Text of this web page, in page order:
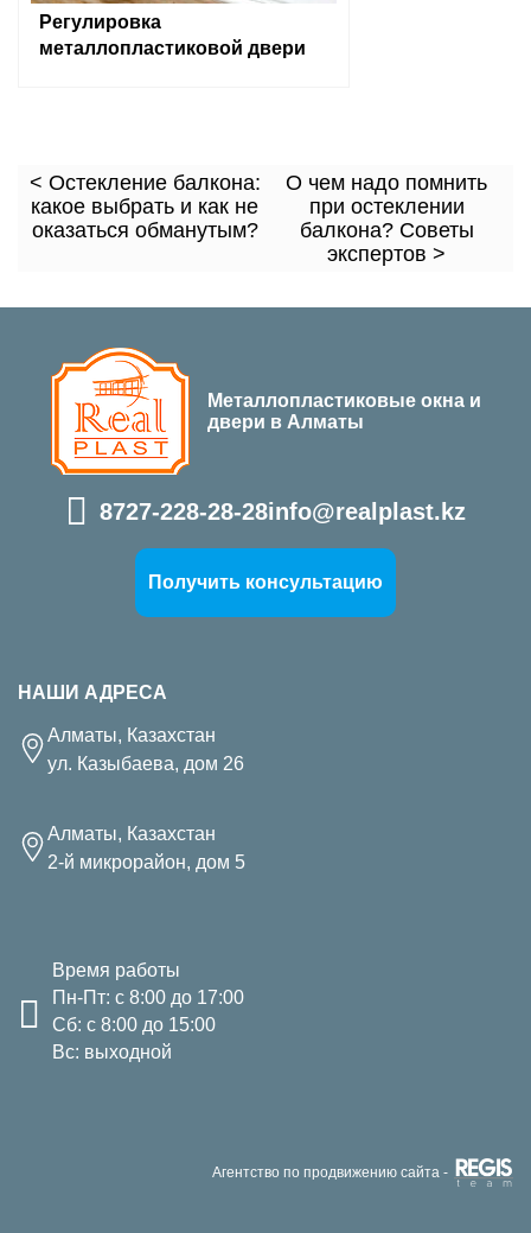
Регулировка
металлопластиковой двери
< Остекление балкона:
какое выбрать и как не
оказаться обманутым?
О чем надо помнить
при остеклении
балкона? Советы
экспертов >
Металлопластиковые окна и
двери в Алматы
8727-228-28-28info@realplast.kz
Получить консультацию
НАШИ АДРЕСА
Алматы, Казахстан
ул. Казыбаева, дом 26
Алматы, Казахстан
2-й микрорайон, дом 5
Время работы
Пн-Пт: с 8:00 до 17:00
Сб: с 8:00 до 15:00
Вс: выходной
Агентство по продвижению сайта -